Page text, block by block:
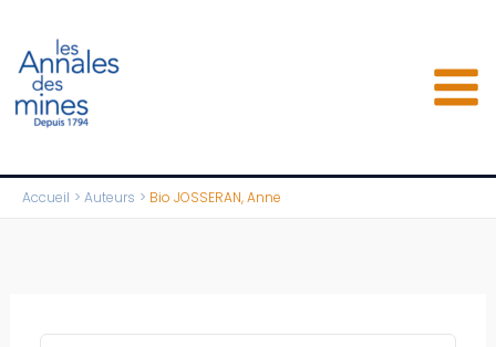
contenu
Accueil Auteurs Bio JOSSERAN, Anne